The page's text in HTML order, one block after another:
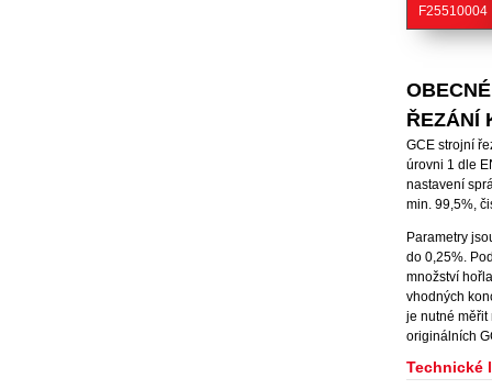
F25510004
ŘEZÁNÍ
GCE strojní
úrovni 1 dle
nastavení
min. 99,5%,
Parametry
do 0,25%.
množství
vhodných
je nutné měřit
originálních
Technické